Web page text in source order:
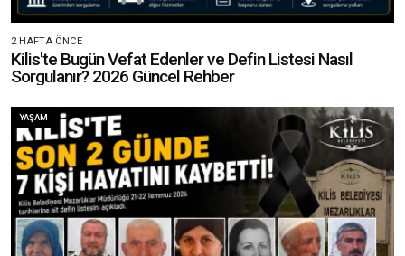
2 HAFTA ÖNCE
Kilis'te Bugün Vefat Edenler ve Defin Listesi Nasıl
Sorgulanır? 2026 Güncel Rehber
YAŞAM